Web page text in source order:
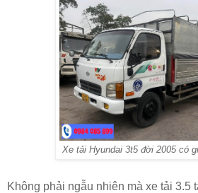
Xe tải Hyundai 3t5 đời 2005 có
Không phải ngẫu nhiên mà xe tải 3.5